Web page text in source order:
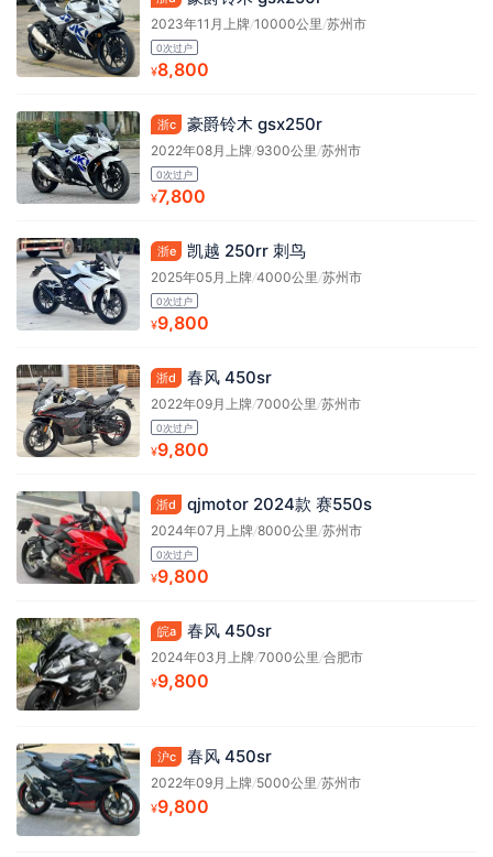
2023年11月上牌/10000公里 /苏州市
0次过户
¥8,800
浙c 豪爵铃木 gsx250r
2022年08月上牌/9300公里 /苏州市
0次过户
¥7,800
浙e 凯越 250rr 刺鸟
2025年05月上牌/4000公里 /苏州市
0次过户
¥9,800
浙d 春风 450sr
2022年09月上牌/7000公里 /苏州市
0次过户
¥9,800
浙d qjmotor 2024款 赛550s
2024年07月上牌/8000公里 /苏州市
0次过户
¥9,800
皖a 春风 450sr
2024年03月上牌/7000公里 /合肥市
¥9,800
沪c 春风 450sr
2022年09月上牌/5000公里 /苏州市
¥9,800